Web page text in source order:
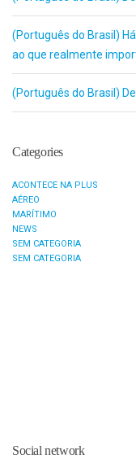
(Português do Brasil)
ao que realmente
(Português do Brasil)
Categories
ACONTECE NA PLUS
AÉREO
MARÍTIMO
NEWS
SEM CATEGORIA
SEM CATEGORIA
Social network